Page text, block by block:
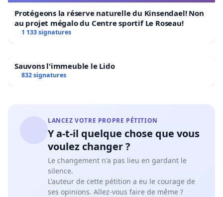
Protégeons la réserve naturelle du Kinsendael! Non
au projet mégalo du Centre sportif Le Roseau!
1 133 signatures
Sauvons l'immeuble le Lido
832 signatures
LANCEZ VOTRE PROPRE PÉTITION
Y a-t-il quelque chose que vous
voulez changer ?
Le changement n'a pas lieu en gardant le
silence.
L'auteur de cette pétition a eu le courage de
ses opinions. Allez-vous faire de même ?